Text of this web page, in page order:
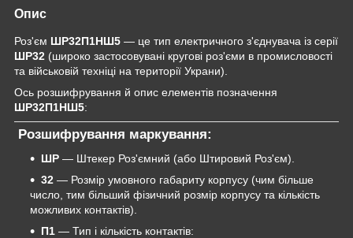
Опис
Роз'єм ШР32П1НШ5 — це тип електричного з'єднувача із серії
ШР32 (широко застосовувані кругові роз'єми в промисловості
та військовій техніці на території Украни).
Ось розшифрування й опис елементів позначення
ШР32П1НШ5:
Розшифрування маркування:
ШР — Штекер Роз'ємний (або Штировий Роз'єм).
32 — Розмір умовного габариту корпусу (чим більше
число, тим більший фізичний розмір корпусу та кількість
можливих контактів).
П1 — Тип і кількість контактів: